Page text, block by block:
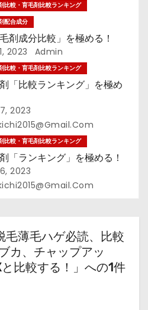
比較・育毛剤比較ランキング
配合成分
毛剤成分比較」を極める！
2023 Admin
比較・育毛剤比較ランキング
「比較ランキング」を極め
2023
比較・育毛剤比較ランキング
「ランキング」を極める！
2023
毛薄毛ハゲ必読、比較
カ、チャップアッ
比較する！」への1件